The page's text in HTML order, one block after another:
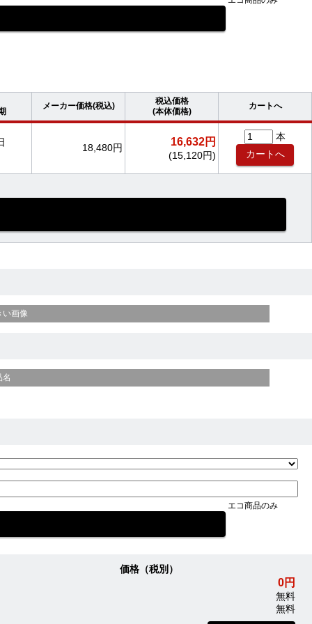
メーカー価格(税込)
税込価格
(本体価格)
カートへ
18,480円
16,632円
(15,120円)
本
い画像
名
エコ商品のみ
価格（税別）
0円
無料
無料